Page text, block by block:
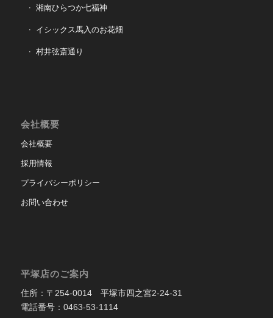
湘南ひらつか七福神
イシックス馬入のお花畑
村井弦斎通り
会社概要
会社概要
採用情報
プライバシーポリシー
お問い合わせ
平塚店のご案内
住所：〒254-0014 平塚市四之宮2-24-31
電話番号：0463-53-1114